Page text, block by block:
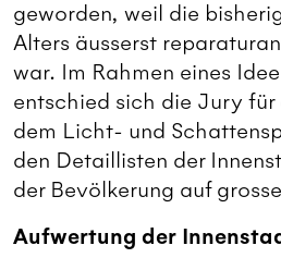
geworden, weil die
Alters äusserst
war. Im Rahmen eines
entschied sich die Jury
dem Licht- und
den Detaillisten der
der Bevölkerung auf
Aufwertung der